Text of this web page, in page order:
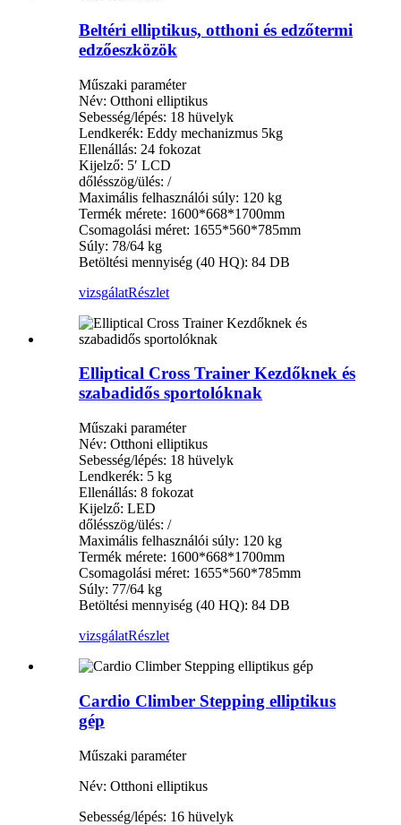
Beltéri elliptikus, otthoni és edzőtermi
edzőeszközök
Műszaki paraméter
Név: Otthoni elliptikus
Sebesség/lépés: 18 hüvelyk
Lendkerék: Eddy mechanizmus 5kg
Ellenállás: 24 fokozat
Kijelző: 5′ LCD
dőlésszög/ülés: /
Maximális felhasználói súly: 120 kg
Termék mérete: 1600*668*1700mm
Csomagolási méret: 1655*560*785mm
Súly: 78/64 kg
Betöltési mennyiség (40 HQ): 84 DB
vizsgálatRészlet
Elliptical Cross Trainer Kezdőknek és
szabadidős sportolóknak
Műszaki paraméter
Név: Otthoni elliptikus
Sebesség/lépés: 18 hüvelyk
Lendkerék: 5 kg
Ellenállás: 8 fokozat
Kijelző: LED
dőlésszög/ülés: /
Maximális felhasználói súly: 120 kg
Termék mérete: 1600*668*1700mm
Csomagolási méret: 1655*560*785mm
Súly: 77/64 kg
Betöltési mennyiség (40 HQ): 84 DB
vizsgálatRészlet
Cardio Climber Stepping elliptikus
gép
Műszaki paraméter
Név: Otthoni elliptikus
Sebesség/lépés: 16 hüvelyk